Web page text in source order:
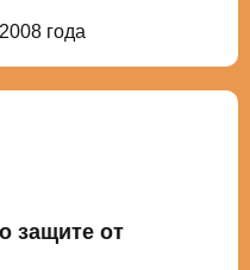
года
защите от